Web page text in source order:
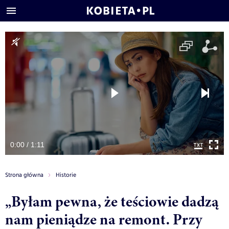
0:00 / 1:11
Strona główna Historie
„Byłam pewna, że teściowie dadzą
nam pieniądze na remont. Przy